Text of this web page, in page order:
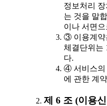
정보처리
는 것을 말
이나 서면
③ 이용계약
체결단위는
다.
④ 서비스의
에 관한 계
제 6 조 (이용